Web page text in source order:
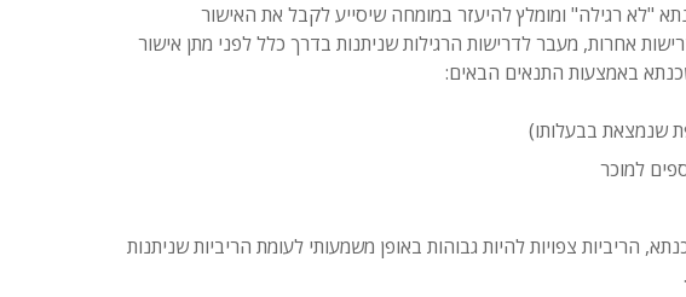
רגילה" ומומלץ להיעזר במומחה שיסייע לקבל את האישור
אחרות, מעבר לדרישות הרגילות שניתנות בדרך כלל לפני מתן אישור
באמצעות התנאים הבאים:
שנמצאת בבעלותו)
למוכר
הריביות צפויות להיות גבוהות באופן משמעותי לעומת הריביות שניתנות